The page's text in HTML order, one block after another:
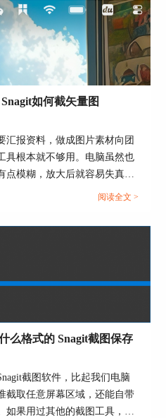
么设置
截图快捷键，接下来为大
骤。
在顶部菜单栏中按照下图
面板，切换到【热键】标
各类操作的快捷键界
，可以先勾选Ctrl和
，选择想设定的按键，
这个新快捷键就生效
如何截矢量图
汇报资料，做成图片素材向团
具根本就不够用。电脑虽然也
点模糊，放大后就容易失真，
截取，还需要我们二次进行修
很惊讶，它不仅能满足我们
，还可以标注编辑、格式导
，很适合我们办公的各种场
Snagit截图软件怎么使用，
，也不清楚矢量图截取方
配图、设计原稿中都是常用
容。...
阅读全文 >
么格式的 Snagit截图保存
截图软件，比起我们电脑
截取任意屏幕区域，还能自带
如果用过其他的截图工具，估